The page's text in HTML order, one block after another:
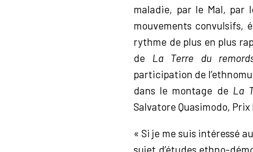
maladie, par le Mal, par
mouvements convulsifs,
rythme de plus en plus
de La Terre du
participation de
dans le montage de La
Salvatore Quasimodo,
« Si je me suis intéressé
sujet d’études ethno-